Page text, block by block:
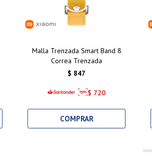
Malla Trenzada Smart Band 8
Correa Trenzada
$ 847
$ 720